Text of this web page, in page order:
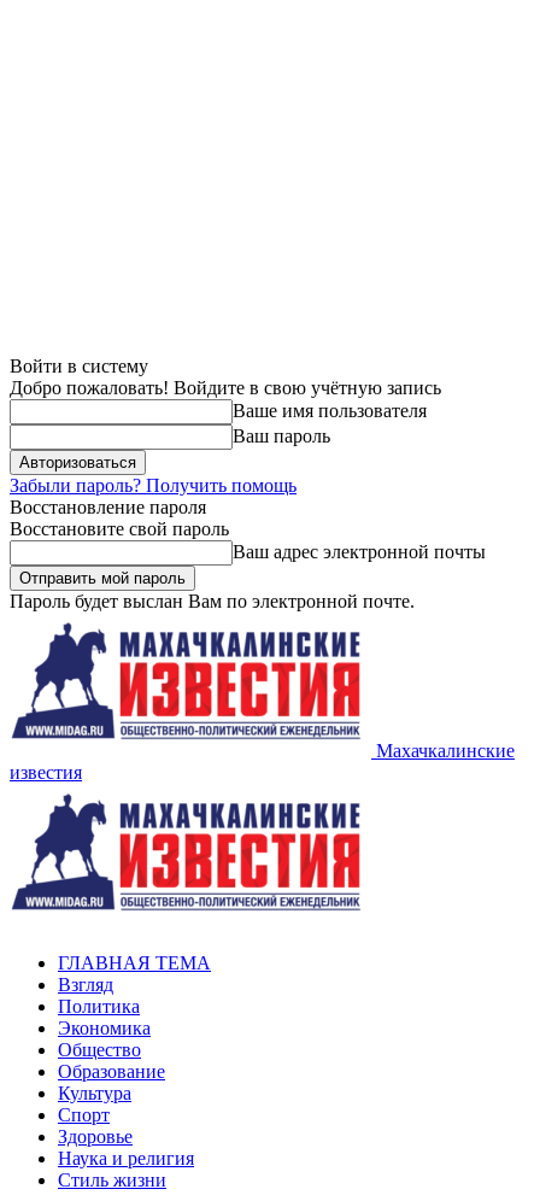
Войти в систему
Добро пожаловать! Войдите в свою учётную запись
Ваше имя пользователя
Ваш пароль
Забыли пароль? Получить помощь
Восстановление пароля
Восстановите свой пароль
Ваш адрес электронной почты
Пароль будет выслан Вам по электронной почте.
Махачкалинские
известия
ГЛАВНАЯ ТЕМА
Взгляд
Политика
Экономика
Общество
Образование
Культура
Спорт
Здоровье
Наука и религия
Стиль жизни